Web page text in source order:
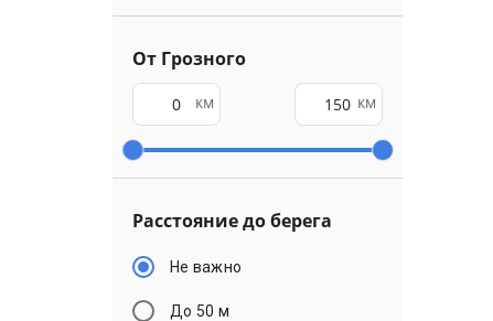
От Грозного
км км
Расстояние до берега
Не важно
До 50 м